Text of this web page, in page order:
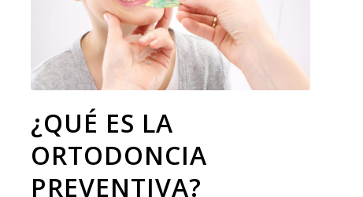
¿QUÉ ES LA
ORTODONCIA
PREVENTIVA?